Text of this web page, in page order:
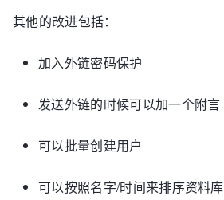
其他的改进包括：
加入外链密码保护
发送外链的时候可以加一个附言
可以批量创建用户
可以按照名字/时间来排序资料库